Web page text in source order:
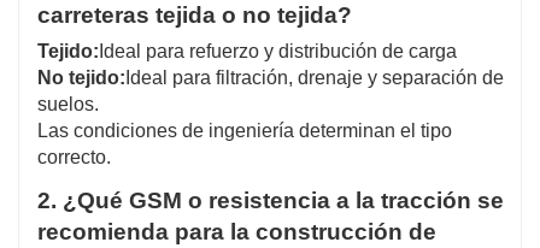
carreteras tejida o no tejida?
Tejido: Ideal para refuerzo y distribución de carga
No tejido: Ideal para filtración, drenaje y separación de
suelos.
Las condiciones de ingeniería determinan el tipo
correcto.
2. ¿Qué GSM o resistencia a la tracción se
recomienda para la construcción de